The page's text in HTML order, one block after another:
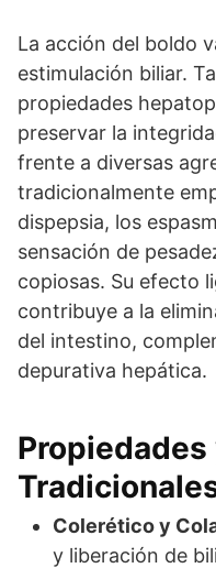
La acción del boldo
estimulación biliar.
propiedades
preservar la
frente a diversas
tradicionalmente
dispepsia, los
sensación de
copiosas. Su efecto
contribuye a la
del intestino,
depurativa hepática.
Propiedades
Colerético y
y liberación de